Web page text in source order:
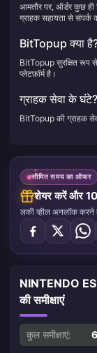
आमतौर पर, ऑर्डर कुछ ही
ग्राहक सहायता से संपर्क
BitTopup क्या
BitTopup सुरक्षित
प्लेटफ़ॉर्म है।
ग्राहक सेवा के घंटे?
BitTopup की ग्राहक
सीमित समय का ऑफर
शेयर करें और
लकी व्हील अनलॉक करने
NINTENDO
की समीक्षाएं
कुल समीक्षाएं: